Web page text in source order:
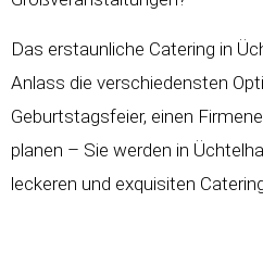
Das erstaunliche Catering in
Anlass die verschiedensten
Geburtstagsfeier, einen
planen – Sie werden in
leckeren und exquisiten